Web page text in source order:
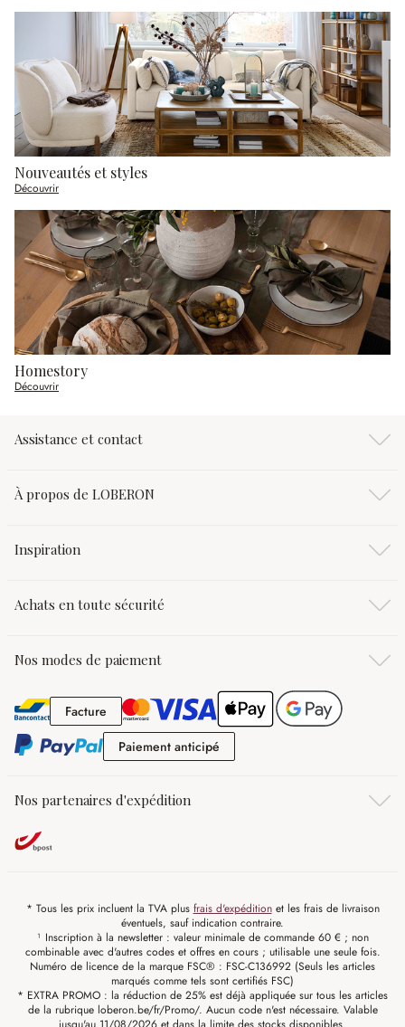
Nouveautés et styles
Découvrir
Homestory
Découvrir
Assistance et contact
À propos de LOBERON
Inspiration
Achats en toute sécurité
Nos modes de paiement
FactureFacture
Paiement anticipé
Nos partenaires d'expédition
* Tous les prix incluent la TVA plus frais d'expéditionet les frais de livraison
éventuels, sauf indication contraire.
¹ Inscription à la newsletter : valeur minimale de commande 60 € ; non
combinable avec d'autres codes et offres en cours ; utilisable une seule fois.
Numéro de licence de la marque FSC® : FSC-C136992 (Seuls les articles
marqués comme tels sont certifiés FSC)
* EXTRA PROMO : la réduction de 25% est déjà appliquée sur tous les articles
de la rubrique loberon.be/fr/Promo/. Aucun code n'est nécessaire. Valable